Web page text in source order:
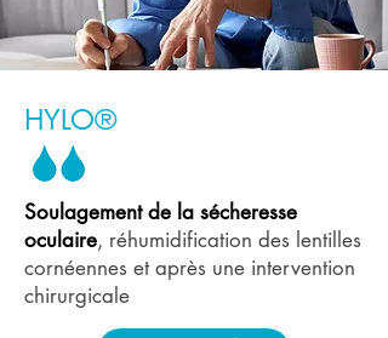
HYLO®
Soulagement de la sécheresse
oculaire, réhumidification des lentilles
cornéennes et après une intervention
chirurgicale